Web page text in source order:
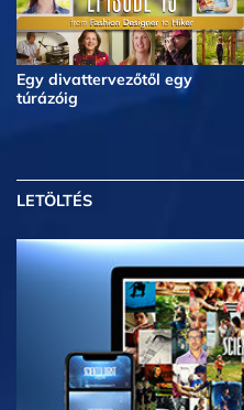
Egy divattervezőtől egy
túrázóig
LETÖLTÉS